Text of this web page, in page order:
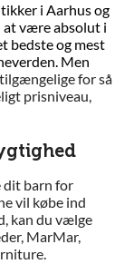
i Aarhus og
at være absolut i
bedste og mest
Men
for så
prisniveau,
dit barn for
vil købe ind
kan du vælge
MarMar,